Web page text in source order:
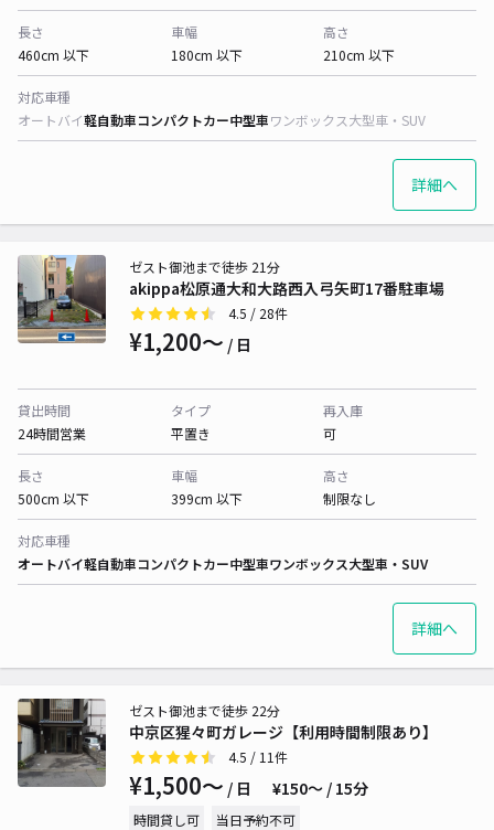
長さ
460cm 以下
車幅
180cm 以下
高さ
210cm 以下
対応車種
オートバイ軽自動車コンパクトカー中型車ワンボックス大型車・SUV
詳細へ
akippa松原通大和大路西入弓矢町17番駐車場
ゼスト御池まで徒歩 21分
4.5 / 28件
¥1,200〜 / 日
貸出時間
24時間営業
タイプ
平置き
再入庫
可
長さ
500cm 以下
車幅
399cm 以下
高さ
制限なし
対応車種
オートバイ軽自動車コンパクトカー中型車ワンボックス大型車・SUV
詳細へ
中京区猩々町ガレージ【利用時間制限あり】
ゼスト御池まで徒歩 22分
4.5 / 11件
¥1,500〜 / 日 ¥150〜 / 15分
時間貸し可 当日予約不可